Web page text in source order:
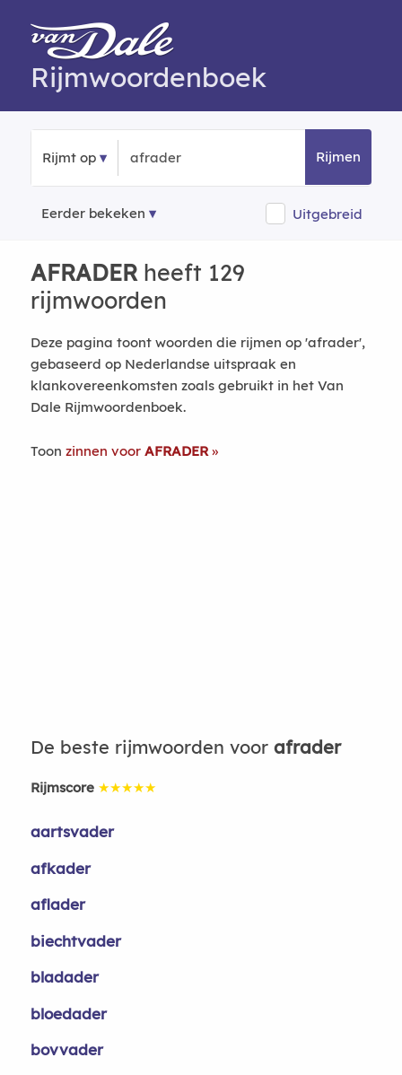
Rijmwoordenboek
Rijmt op Rijmen
Eerder bekeken Uitgebreid
AFRADERheeft 129
rijmwoorden
Deze pagina toont woorden die rijmen op 'afrader',
gebaseerd op Nederlandse uitspraak en
klankovereenkomsten zoals gebruikt in het Van
Dale Rijmwoordenboek.
Toon zinnen voor AFRADER
De beste rijmwoorden voor afrader
Rijmscore ★★★★★
aartsvader
afkader
aflader
biechtvader
bladader
bloedader
bovvader